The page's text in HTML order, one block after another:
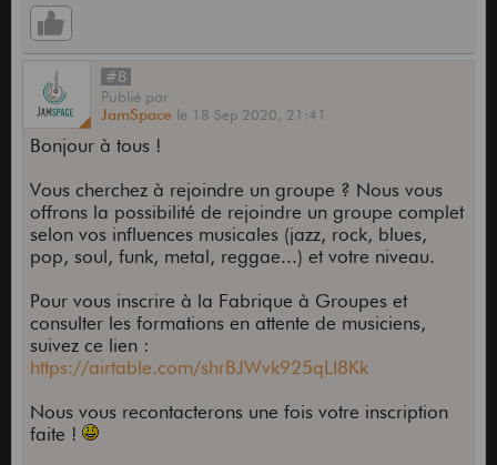
#8
Publié par
JamSpace le 18 Sep 2020, 21:41
Bonjour à tous !
Vous cherchez à rejoindre un groupe ? Nous vous
offrons la possibilité de rejoindre un groupe complet
selon vos influences musicales (jazz, rock, blues,
pop, soul, funk, metal, reggae...) et votre niveau.
Pour vous inscrire à la Fabrique à Groupes et
consulter les formations en attente de musiciens,
suivez ce lien :
https://airtable.com/shrBJWvk925qLI8Kk
Nous vous recontacterons une fois votre inscription
faite !